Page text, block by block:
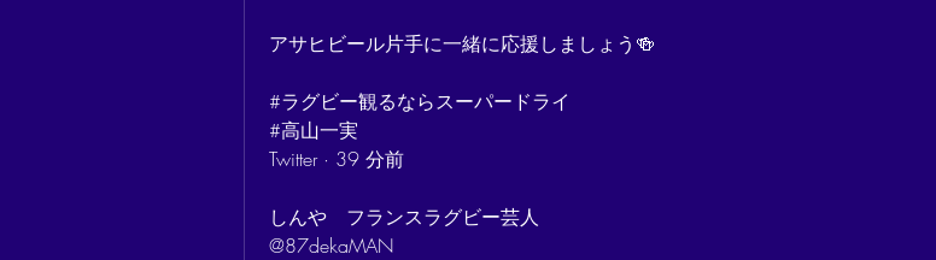
アサヒビール片手に一緒に応援しましょう🍻
#ラグビー観るならスーパードライ
#高山一実
Twitter · 39 分前
しんや　フランスラグビー芸人
@87dekaMAN